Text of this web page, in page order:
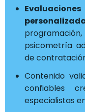
psicometría
de
Contenido
confiables
especialistas